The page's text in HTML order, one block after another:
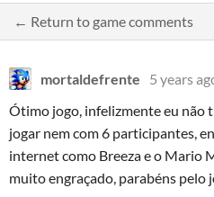
← Return to game comments
mortaldefrente 5 years
Ótimo jogo, infelizmente eu não
jogar nem com 6 participantes,
internet como Breeza e o Mario
muito engraçado, parabéns pelo